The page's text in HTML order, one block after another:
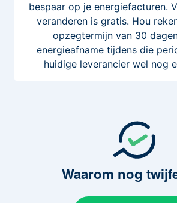
bespaar op je energiefacturen.
veranderen is gratis. Hou
opzegtermijn van 30
energieafname tijdens die
huidige leverancier wel nog
Waarom nog